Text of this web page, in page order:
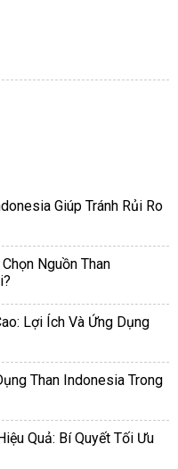
Giúp Tránh Rủi Ro
Nguồn Than
Lợi Ích Và Ứng Dụng
Than Indonesia Trong
Quả: Bí Quyết Tối Ưu